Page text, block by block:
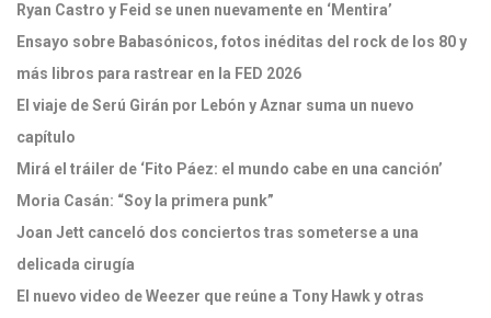
Ryan Castro y Feid se unen nuevamente en ‘Mentira’
Ensayo sobre Babasónicos, fotos inéditas del rock de los 80 y
más libros para rastrear en la FED 2026
El viaje de Serú Girán por Lebón y Aznar suma un nuevo
capítulo
Mirá el tráiler de ‘Fito Páez: el mundo cabe en una canción’
Moria Casán: “Soy la primera punk”
Joan Jett canceló dos conciertos tras someterse a una
delicada cirugía
El nuevo video de Weezer que reúne a Tony Hawk y otras